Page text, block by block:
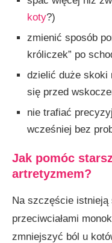
koty?)
zmienić sposób
króliczek” po
dzielić duże skoki
się przed
nie trafiać
wcześniej bez
Jak pomóc
artretyzmem?
Na szczęście
przeciwciałami
zmniejszyć ból u